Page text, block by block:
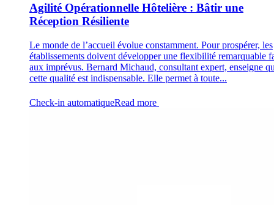
Agilité Opérationnelle Hôtelière : Bâtir une
Réception Résiliente
Le monde de l’accueil évolue constamment. Pour prospérer, les
établissements doivent développer une flexibilité remarquable
aux imprévus. Bernard Michaud, consultant expert, enseigne
cette qualité est indispensable. Elle permet à toute...
Check-in automatiqueRead more